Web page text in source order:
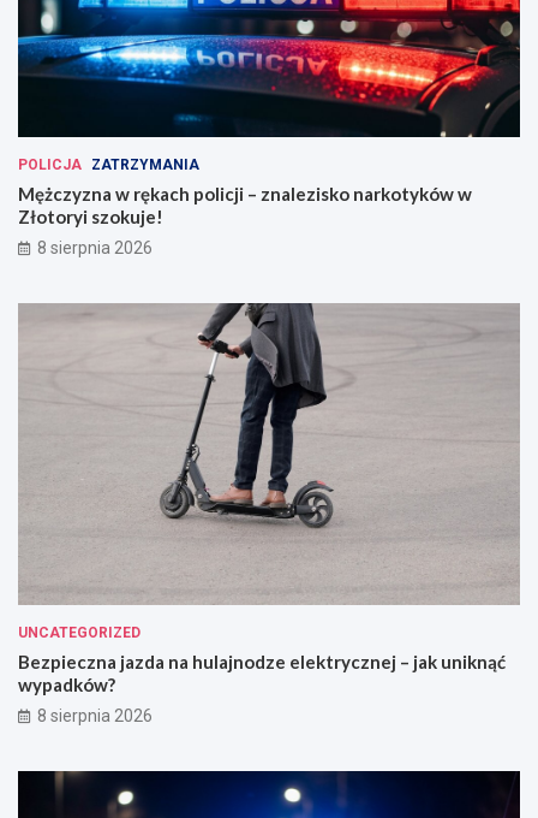
POLICJA ZATRZYMANIA
Mężczyzna w rękach policji – znalezisko narkotyków w
Złotoryi szokuje!
8 sierpnia 2026
UNCATEGORIZED
Bezpieczna jazda na hulajnodze elektrycznej – jak uniknąć
wypadków?
8 sierpnia 2026